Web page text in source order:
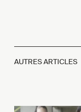
AUTRES ARTICLES